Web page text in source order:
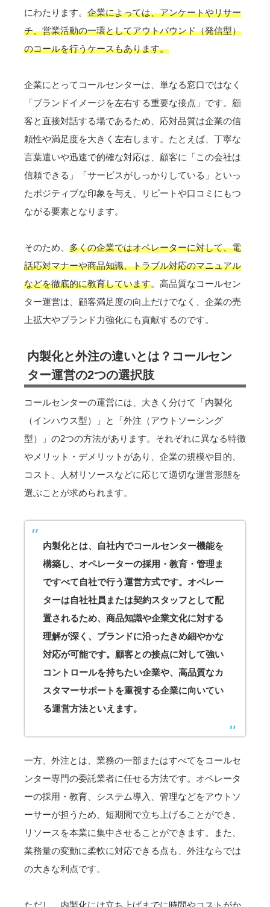
にわたります。 企業によっては、アンケートやリサー
チ、営業活動の一環としてアウトバウンド（発信型）
のコールを行うケースもあります。
企業にとってコールセンターは、単なる窓口ではなく
「ブランドイメージを左右する重要な接点」です。顧
客と直接対話する場であるため、応対品質は企業の信
頼性や満足度を大きく左右します。たとえば、丁寧な
言葉遣いや迅速で的確な対応は、顧客に「この会社は
信頼できる」「サービスがしっかりしている」といっ
たポジティブな印象を与え、リピートや口コミにもつ
ながる要素となります。
そのため、 多くの企業ではオペレーターに対して、電
話応対マナーや商品知識、トラブル対応のマニュアル
などを徹底的に教育しています。高品質なコールセン
ター運営は、顧客満足度の向上だけでなく、企業の売
上拡大やブランド力強化にも貢献するのです。
内製化と外注の違いとは？コールセン
ター運営の2つの選択肢
コールセンターの運営には、大きく分けて「内製化
（インハウス型）」と「外注（アウトソーシング
型）」の2つの方法があります。それぞれに異なる特徴
やメリット・デメリットがあり、企業の規模や目的、
コスト、人材リソースなどに応じて適切な運営形態を
選ぶことが求められます。
内製化とは、自社内でコールセンター機能を
構築し、オペレーターの採用・教育・管理ま
ですべて自社で行う運営方式です。オペレー
ターは自社社員または契約スタッフとして配
置されるため、商品知識や企業文化に対する
理解が深く、ブランドに沿ったきめ細やかな
対応が可能です。顧客との接点に対して強い
コントロールを持ちたい企業や、高品質なカ
スタマーサポートを重視する企業に向いてい
る運営方法といえます。
一方、外注とは、業務の一部またはすべてをコールセ
ンター専門の委託業者に任せる方法です。オペレータ
ーの採用・教育、システム導入、管理などをアウトソ
ーサーが担うため、短期間で立ち上げることができ、
リソースを本業に集中させることができます。また、
業務量の変動に柔軟に対応できる点も、外注ならでは
の大きな利点です。
ただし、内製化には立ち上げまでに時間やコストがか